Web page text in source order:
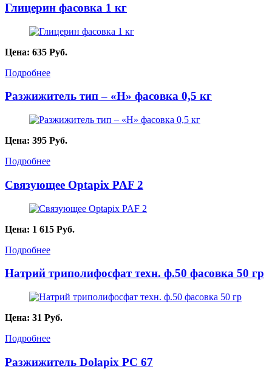
Глицерин фасовка 1 кг
Цена: 635 Руб.
Подробнее
Разжижитель тип – «Н» фасовка 0,5 кг
Цена: 395 Руб.
Подробнее
Связующее Optapix PAF 2
Цена: 1 615 Руб.
Подробнее
Натрий триполифосфат техн. ф.50 фасовка 50 гр
Цена: 31 Руб.
Подробнее
Разжижитель Dolapix PC 67